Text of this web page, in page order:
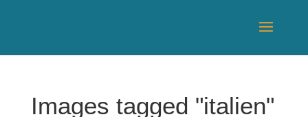
Images tagged "italien"